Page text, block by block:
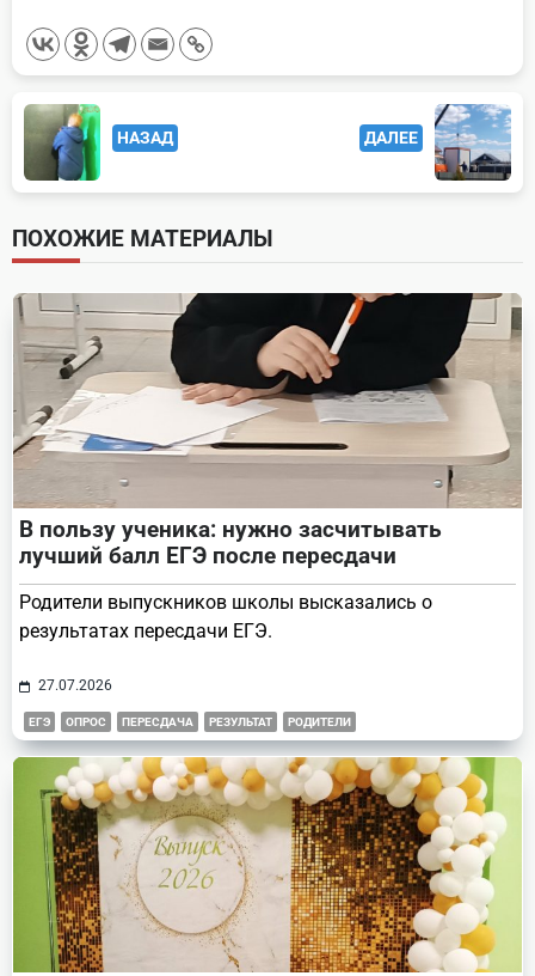
<span
class="nav-
subtitle
screen-
reader-
text">Page</span>
НАЗАД ДАЛЕЕ
ПОХОЖИЕ МАТЕРИАЛЫ
В пользу ученика: нужно засчитывать
лучший балл ЕГЭ после пересдачи
Родители выпускников школы высказались о
результатах пересдачи ЕГЭ.
27.07.2026
ЕГЭ ОПРОС ПЕРЕСДАЧА РЕЗУЛЬТАТ РОДИТЕЛИ